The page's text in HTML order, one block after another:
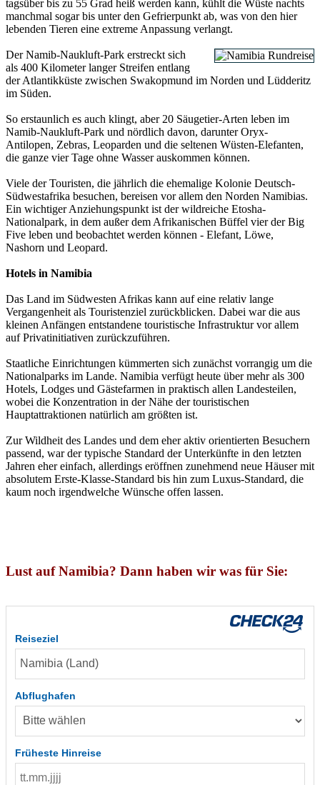
tagsüber bis zu 55 Grad heiß werden kann, kühlt die Wüste nachts
manchmal sogar bis unter den Gefrierpunkt ab, was von den hier
lebenden Tieren eine extreme Anpassung verlangt.
Der Namib-Naukluft-Park erstreckt sich
als 400 Kilometer langer Streifen entlang
der Atlantikküste zwischen Swakopmund im Norden und Lüdderitz
im Süden.
So erstaunlich es auch klingt, aber 20 Säugetier-Arten leben im
Namib-Naukluft-Park und nördlich davon, darunter Oryx-
Antilopen, Zebras, Leoparden und die seltenen Wüsten-Elefanten,
die ganze vier Tage ohne Wasser auskommen können.
Viele der Touristen, die jährlich die ehemalige Kolonie Deutsch-
Südwestafrika besuchen, bereisen vor allem den Norden Namibias.
Ein wichtiger Anziehungspunkt ist der wildreiche Etosha-
Nationalpark, in dem außer dem Afrikanischen Büffel vier der Big
Five leben und beobachtet werden können - Elefant, Löwe,
Nashorn und Leopard.
Hotels in Namibia
Das Land im Südwesten Afrikas kann auf eine relativ lange
Vergangenheit als Touristenziel zurückblicken. Dabei war die aus
kleinen Anfängen entstandene touristische Infrastruktur vor allem
auf Privatinitiativen zurückzuführen.
Staatliche Einrichtungen kümmerten sich zunächst vorrangig um die
Nationalparks im Lande. Namibia verfügt heute über mehr als 300
Hotels, Lodges und Gästefarmen in praktisch allen Landesteilen,
wobei die Konzentration in der Nähe der touristischen
Hauptattraktionen natürlich am größten ist.
Zur Wildheit des Landes und dem eher aktiv orientierten Besuchern
passend, war der typische Standard der Unterkünfte in den letzten
Jahren eher einfach, allerdings eröffnen zunehmend neue Häuser mit
absolutem Erste-Klasse-Standard bis hin zum Luxus-Standard, die
kaum noch irgendwelche Wünsche offen lassen.
Lust auf Namibia? Dann haben wir was für Sie:
Reiseziel
Abflughafen
Früheste Hinreise